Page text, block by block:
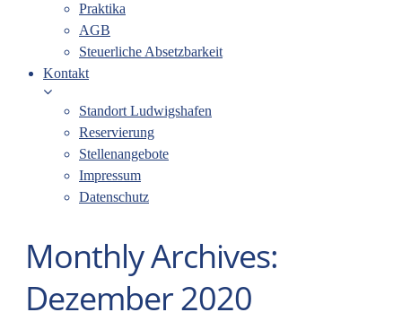
Praktika
AGB
Steuerliche Absetzbarkeit
Kontakt
Standort Ludwigshafen
Reservierung
Stellenangebote
Impressum
Datenschutz
Monthly Archives:
Dezember 2020